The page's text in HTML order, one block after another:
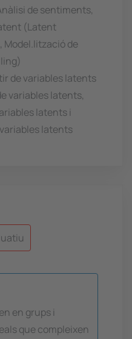
de sentiments,
(Latent
Model.lització de
de variables latents
variables latents,
latents i
latents
en grups i
que compleixen